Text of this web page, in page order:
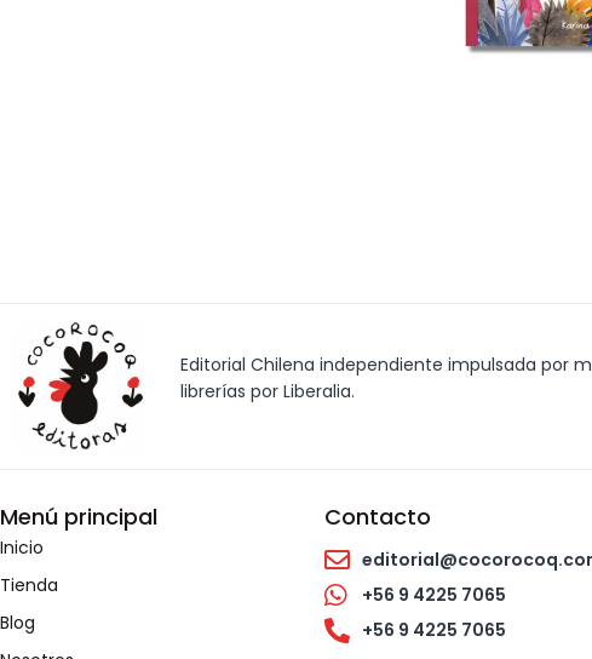
Editorial Chilena independiente impulsada por
librerías por Liberalia.
Menú principal
Inicio
Tienda
Blog
Contacto
+56 9 4225 7065
+56 9 4225 7065